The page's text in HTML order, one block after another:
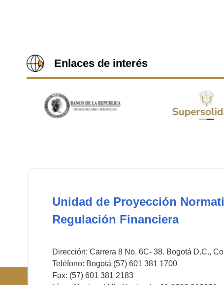
Enlaces de interés
Unidad de Proyección
Regulación Financiera
Dirección: Carrera 8 No. 6C- 38. Bogotá D.C.,
Teléfono: Bogotá (57) 601 381 1700
Fax: (57) 601 381 2183